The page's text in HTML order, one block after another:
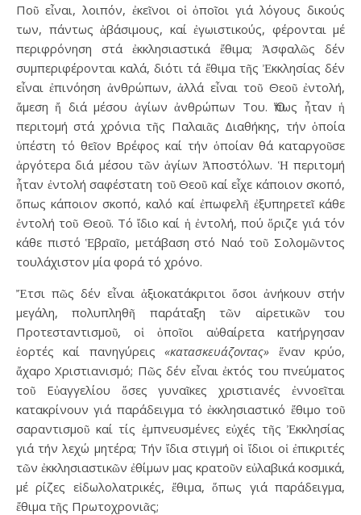
Ποῦ εἶναι, λοιπόν, ἐκεῖνοι οἱ ὁποῖοι γιά λόγους δικούς
των, πάντως ἀβάσιμους, καί ἐγωιστικούς, φέρονται μέ
περιφρόνηση στά ἐκκλησιαστικά ἔθιμα; Ἀσφαλῶς δέν
συμπεριφέρονται καλά, διότι τά ἔθιμα τῆς Ἐκκλησίας δέν
εἶναι ἐπινόηση ἀνθρώπων, ἀλλά εἶναι τοῦ Θεοῦ ἐντολή,
ἄμεση ἤ διά μέσου ἁγίων ἀνθρώπων Του. Ὅπως ἦταν ἡ
περιτομή στά χρόνια τῆς Παλαιᾶς Διαθήκης, τήν ὁποία
ὑπέστη τό θεῖον Βρέφος καί τήν ὁποίαν θά καταργοῦσε
ἀργότερα διά μέσου τῶν ἁγίων Ἀποστόλων. Ἡ περιτομή
ἦταν ἐντολή σαφέστατη τοῦ Θεοῦ καί εἶχε κάποιον σκοπό,
ὅπως κάποιον σκοπό, καλό καί ἐπωφελῆ ἐξυπηρετεῖ κάθε
ἐντολή τοῦ Θεοῦ. Τό ἴδιο καί ἡ ἐντολή, πού ὅριζε γιά τόν
κάθε πιστό Ἑβραῖο, μετάβαση στό Ναό τοῦ Σολομῶντος
τουλάχιστον μία φορά τό χρόνο.
Ἔτσι πῶς δέν εἶναι ἀξιοκατάκριτοι ὅσοι ἀνήκουν στήν
μεγάλη, πολυπληθῆ παράταξη τῶν αἱρετικῶν του
Προτεσταντισμοῦ, οἱ ὁποῖοι αὐθαίρετα κατήργησαν
ἑορτές καί πανηγύρεις«κατασκευάζοντας» ἕναν κρύο,
ἄχαρο Χριστιανισμό; Πῶς δέν εἶναι ἐκτός του πνεύματος
τοῦ Εὐαγγελίου ὅσες γυναῖκες χριστιανές ἐννοεῖται
κατακρίνουν γιά παράδειγμα τό ἐκκλησιαστικό ἔθιμο τοῦ
σαραντισμοῦ καί τίς ἐμπνευσμένες εὐχές τῆς Ἐκκλησίας
γιά τήν λεχώ μητέρα; Τήν ἴδια στιγμή οἱ ἴδιοι οἱ ἐπικριτές
τῶν ἐκκλησιαστικῶν ἐθίμων μας κρατοῦν εὐλαβικά κοσμικά,
μέ ρίζες εἰδωλολατρικές, ἔθιμα, ὅπως γιά παράδειγμα,
ἔθιμα τῆς Πρωτοχρονιᾶς;